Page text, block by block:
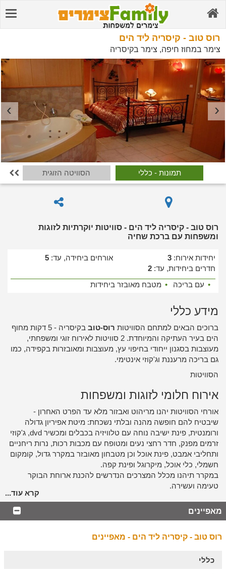
רוס טוב - קיסריה ליד הים
צימר במחוז חיפה, צימר בקיסריה
תמונות - כללי הסוויטה הזוגית 
רוס טוב - קיסריה ליד הים - סוויטות יוקרתיות לזוגות
ומשפחות עם ברכת שחיה
יחידות אירוח: 3 אורחים ביחידה, עד: 5
חדרים ביחידות, עד: 2
• עם בריכה • מטבח מאובזר ביחידות
מידע כללי
ברוכים הבאים למתחם הסוויטות רוס-טוב
בקיסריה - 5 דקות מחוף
הים בעיר העתיקה והמיוחדת. 2 סוויטות לאירוח זוגי ומשפחתי,
מעוצבות בסגנון ייחודי בחיפוי עץ, מעוצבות ומאובזרות בקפידה, כמו
גם בריכה מרעננת וג'קוזי אינטימי.
הסוויטות
אירוח חלומי לזוגות ומשפחות
אורחי הסוויטות יהנו מריהוט ואבזור מלא עד הפרט האחרון -
שיבטיח להם חופשה מהנה ובלתי נשכחת: מיטת אפיריון גדולה
ורומנטית, פינת ישיבה נוחה עם טלוויזיה בכבלים ומכשיר dvd, ג'קוזי
זרמים מפנק, חדר רחצי נעים ומטופח עם מכבות רכות, נרות ריחניים
ותחליבי אמבט, פינת אוכל וכן מטבחון מאובזר במקרר גדול, קומקום
חשמלי, כלי אוכל, מיקרוגל ופינת קפה.
במקרר תיהנו מכלל המצרכים הנדרשים להכנת ארוחת הבוקר
טעימה ועשירה.
מתחם החוץ
בריכה ואווירה קסומה
יציאה מהסוויטת תפגיש אתכם בחצר נעימה ורחבת ידיים, מסביבה
קרא עוד...
מאפיינים
רוס טוב - קיסריה ליד הים - מאפיינים
כללי